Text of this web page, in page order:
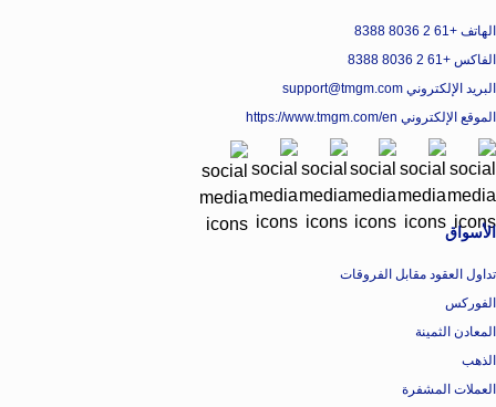
الهاتف +61 2 8036 8388
الفاكس +61 2 8036 8388
البريد الإلكتروني support@tmgm.com
الموقع الإلكتروني https://www.tmgm.com/en
الأسواق
تداول العقود مقابل الفروقات
الفوركس
المعادن الثمينة
الذهب
العملات المشفرة